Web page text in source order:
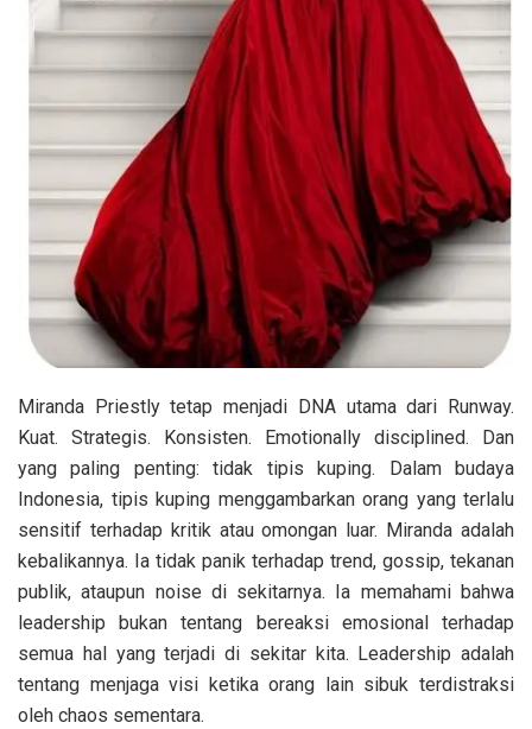
Miranda Priestly tetap menjadi DNA utama dari Runway.
Kuat. Strategis. Konsisten. Emotionally disciplined. Dan
yang paling penting: tidak tipis kuping. Dalam budaya
Indonesia, tipis kuping menggambarkan orang yang terlalu
sensitif terhadap kritik atau omongan luar. Miranda adalah
kebalikannya. Ia tidak panik terhadap trend, gossip, tekanan
publik, ataupun noise di sekitarnya. Ia memahami bahwa
leadership bukan tentang bereaksi emosional terhadap
semua hal yang terjadi di sekitar kita. Leadership adalah
tentang menjaga visi ketika orang lain sibuk terdistraksi
oleh chaos sementara.